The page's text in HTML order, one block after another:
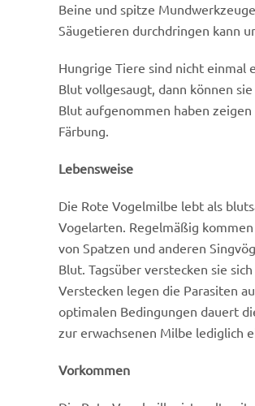
Beine und spitze
Säugetieren durchdringen kann
Hungrige Tiere sind nicht einmal
Blut vollgesaugt, dann können
Blut aufgenommen haben
Färbung.
Lebensweise
Die Rote Vogelmilbe lebt als
Vogelarten. Regelmäßig
von Spatzen und anderen
Blut. Tagsüber verstecken sie
Verstecken legen die Parasiten
optimalen Bedingungen dauert
zur erwachsenen Milbe lediglich
Vorkommen